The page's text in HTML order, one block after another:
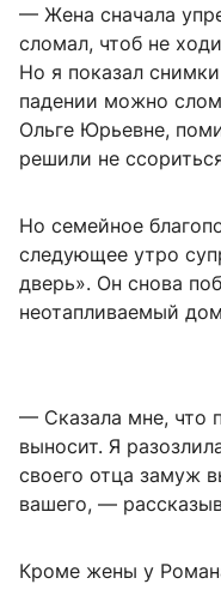
— Жена сначала
сломал, чтоб не
Но я показал
падении можно
Ольге Юрьевне,
решили не
Но семейное
следующее утро
дверь». Он снова
неотапливаемый
— Сказала мне, что
выносит. Я
своего отца замуж
вашего, —
Кроме жены у